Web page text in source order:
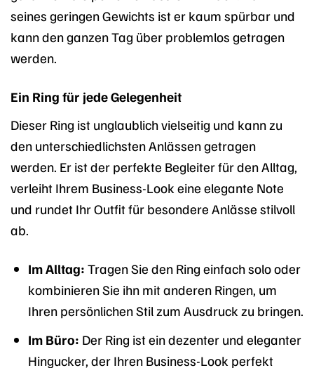
seines geringen Gewichts ist er kaum spürbar und
kann den ganzen Tag über problemlos getragen
werden.
Ein Ring für jede Gelegenheit
Dieser Ring ist unglaublich vielseitig und kann zu
den unterschiedlichsten Anlässen getragen
werden. Er ist der perfekte Begleiter für den Alltag,
verleiht Ihrem Business-Look eine elegante Note
und rundet Ihr Outfit für besondere Anlässe stilvoll
ab.
Im Alltag: Tragen Sie den Ring einfach solo oder
kombinieren Sie ihn mit anderen Ringen, um
Ihren persönlichen Stil zum Ausdruck zu bringen.
Im Büro: Der Ring ist ein dezenter und eleganter
Hingucker, der Ihren Business-Look perfekt